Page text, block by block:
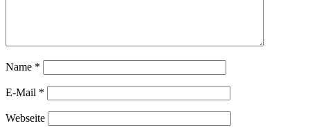
Name *
E-Mail *
Webseite